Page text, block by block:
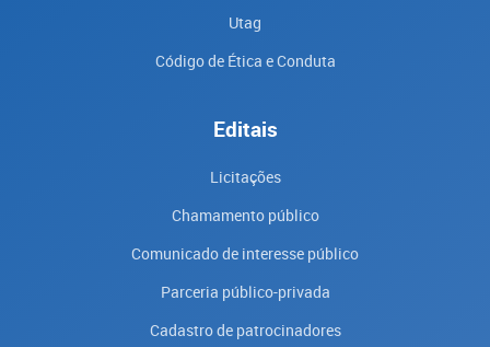
Utag
Código de Ética e Conduta
Editais
Licitações
Chamamento público
Comunicado de interesse público
Parceria público-privada
Cadastro de patrocinadores